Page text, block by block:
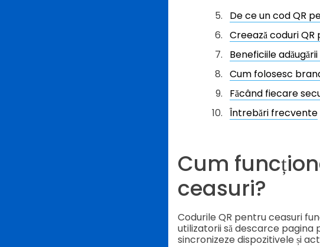
De ce un cod QR
Creează coduri
Beneficiile
Cum folosesc
Făcând fiecare
Întrebări frecvente
Cum
ceasuri?
Codurile QR pentru ceasuri
utilizatorii să descarce pagina
sincronizeze dispozitivele și